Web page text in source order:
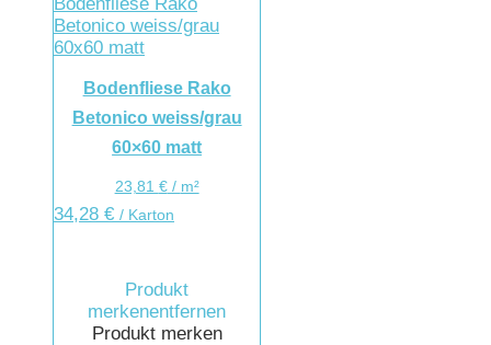
Bodenfliese Rako
Betonico weiss/grau
60×60 matt
23,81 €/ m²
34,28 € / Karton
Produkt
merkenentfernen
Produkt merken